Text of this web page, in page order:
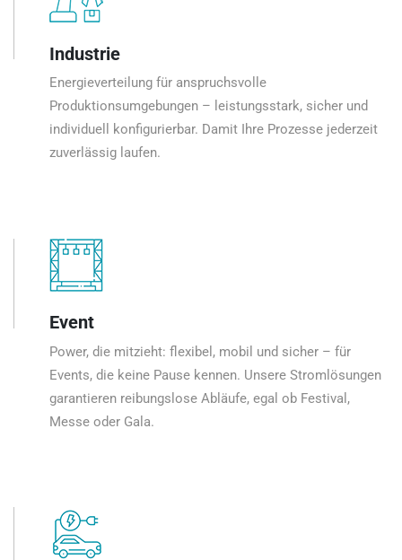
Industrie
Energieverteilung für anspruchsvolle
Produktionsumgebungen – leistungsstark, sicher und
individuell konfigurierbar. Damit Ihre Prozesse jederzeit
zuverlässig laufen.
Event
Power, die mitzieht: flexibel, mobil und sicher – für
Events, die keine Pause kennen. Unsere Stromlösungen
garantieren reibungslose Abläufe, egal ob Festival,
Messe oder Gala.